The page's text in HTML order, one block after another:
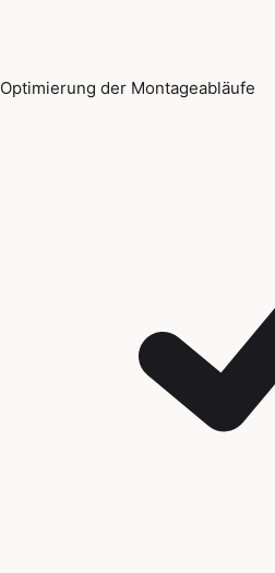
Optimierung der Montageabläufe